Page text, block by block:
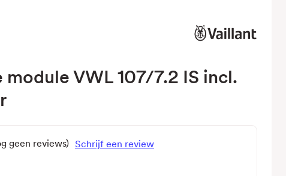
VWL 107/7.2 IS incl.
geen reviews) Schrijf een review